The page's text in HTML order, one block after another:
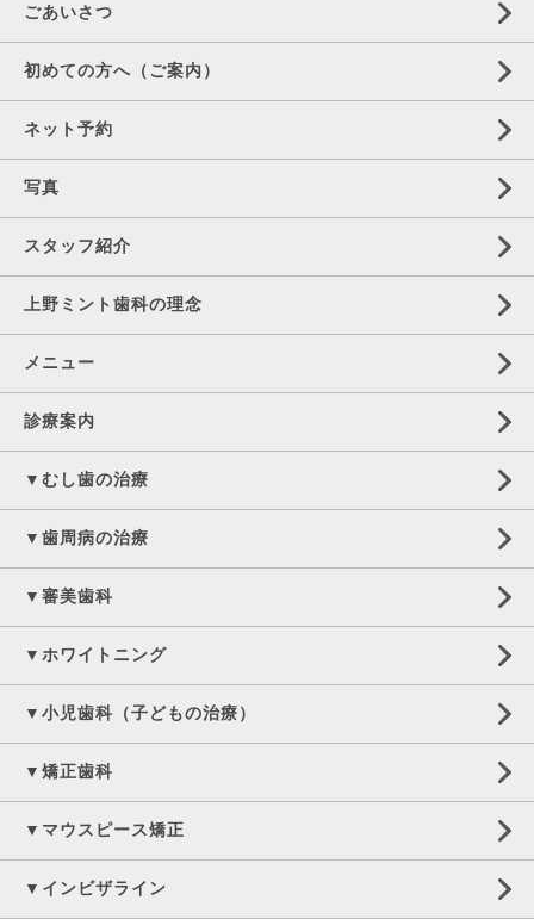
ごあいさつ
初めての方へ（ご案内）
ネット予約
写真
スタッフ紹介
上野ミント歯科の理念
メニュー
診療案内
▼むし歯の治療
▼歯周病の治療
▼審美歯科
▼ホワイトニング
▼小児歯科（子どもの治療）
▼矯正歯科
▼マウスピース矯正
▼インビザライン